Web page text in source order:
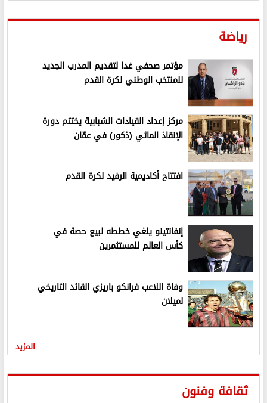
رياضة
مؤتمر صحفي غدا لتقديم المدرب الجديد
للمنتخب الوطني لكرة القدم
مركز إعداد القيادات الشبابية يختتم دورة
الإنقاذ المائي (ذكور) في عمّان
افتتاح أكاديمية الرفيد لكرة القدم
إنفانتينو يلغي خططه لبيع حصة في
كأس العالم للمستثمرين
وفاة اللاعب فرانكو باريزي القائد التاريخي
لميلان
المزيد
ثقافة وفنون